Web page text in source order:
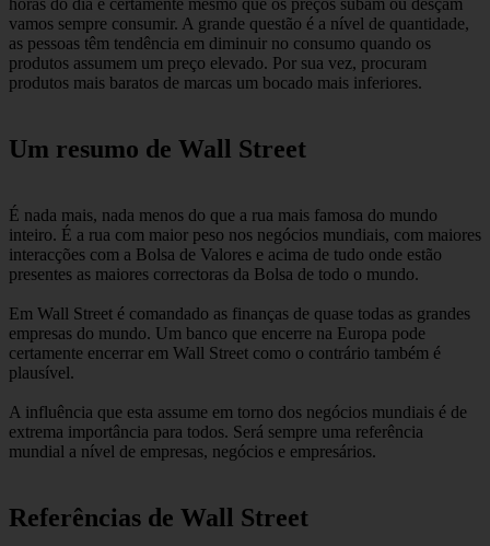
horas do dia e certamente mesmo que os preços subam ou desçam
vamos sempre consumir. A grande questão é a nível de quantidade,
as pessoas têm tendência em diminuir no consumo quando os
produtos assumem um preço elevado. Por sua vez, procuram
produtos mais baratos de marcas um bocado mais inferiores.
Um resumo de Wall Street
É nada mais, nada menos do que a rua mais famosa do mundo
inteiro. É a rua com maior peso nos negócios mundiais, com maiores
interacções com a Bolsa de Valores e acima de tudo onde estão
presentes as maiores correctoras da Bolsa de todo o mundo.
Em Wall Street é comandado as finanças de quase todas as grandes
empresas do mundo. Um banco que encerre na Europa pode
certamente encerrar em Wall Street como o contrário também é
plausível.
A influência que esta assume em torno dos negócios mundiais é de
extrema importância para todos. Será sempre uma referência
mundial a nível de empresas, negócios e empresários.
Referências de Wall Street